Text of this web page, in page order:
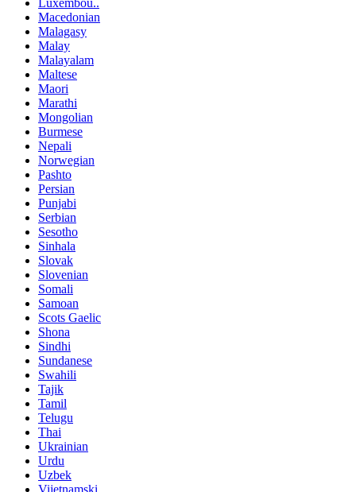
Luxembou..
Macedonian
Malagasy
Malay
Malayalam
Maltese
Maori
Marathi
Mongolian
Burmese
Nepali
Norwegian
Pashto
Persian
Punjabi
Serbian
Sesotho
Sinhala
Slovak
Slovenian
Somali
Samoan
Scots Gaelic
Shona
Sindhi
Sundanese
Swahili
Tajik
Tamil
Telugu
Thai
Ukrainian
Urdu
Uzbek
Vijetnamski